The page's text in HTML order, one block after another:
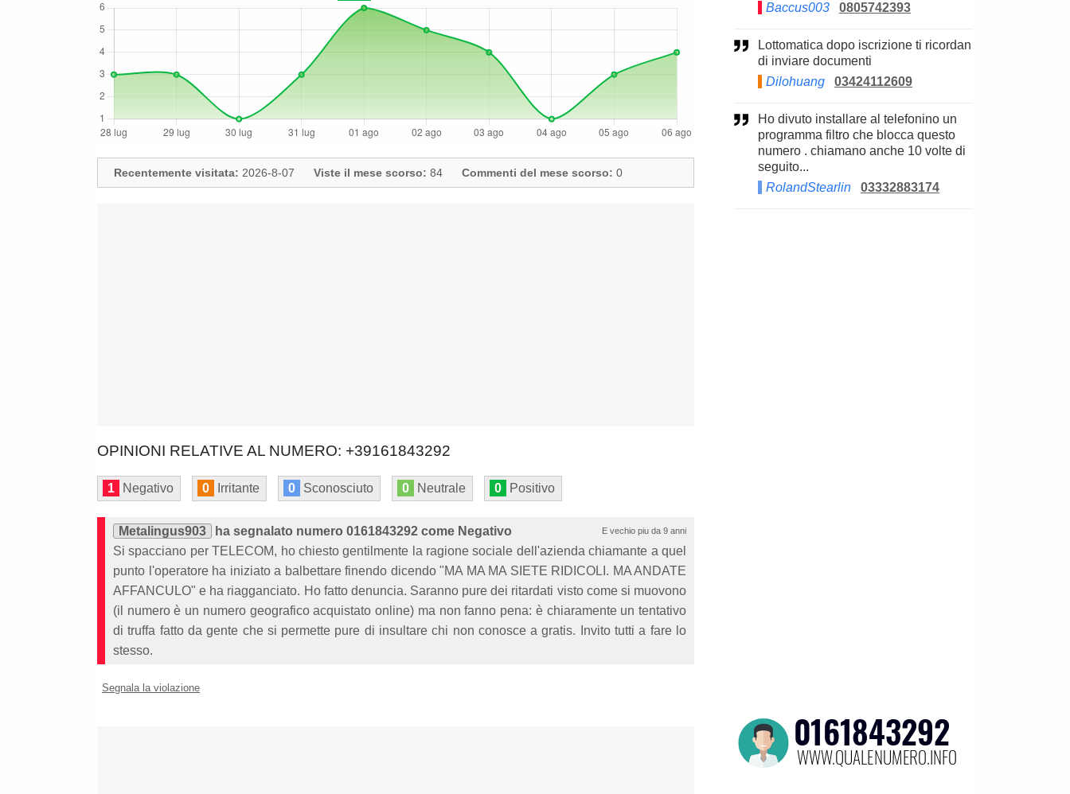
Recentemente visitata: 2026-8-07 Viste il mese scorso: 84 Commenti del mese scorso: 0
OPINIONI RELATIVE AL NUMERO: +39161843292
1 Negativo 0 Irritante 0 Sconosciuto 0 Neutrale 0 Positivo
E vechio piu da 9 anni
Metalingus903
ha segnalato numero 0161843292 come Negativo
Si spacciano per TELECOM, ho chiesto gentilmente la ragione sociale dell'azienda chiamante a quel
punto l'operatore ha iniziato a balbettare finendo dicendo "MA MA MA SIETE RIDICOLI. MA ANDATE
AFFANCULO" e ha riagganciato. Ho fatto denuncia. Saranno pure dei ritardati visto come si muovono
(il numero è un numero geografico acquistato online) ma non fanno pena: è chiaramente un tentativo
di truffa fatto da gente che si permette pure di insultare chi non conosce a gratis. Invito tutti a fare lo
stesso.
Segnala la violazione
Baccus003
0805742393
Lottomatica dopo iscrizione ti ricordan
di inviare documenti
Dilohuang
03424112609
Ho divuto installare al telefonino un
programma filtro che blocca questo
numero . chiamano anche 10 volte di
seguito...
RolandStearlin
03332883174